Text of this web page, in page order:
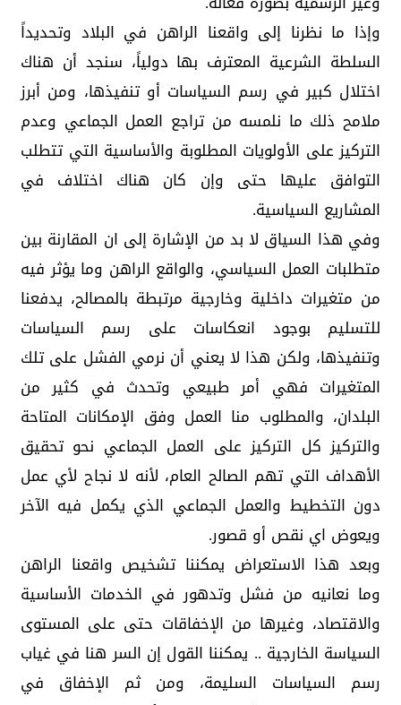
وإذا ما نظرنا إلى واقعنا الراهن في البلاد وتحديداً
السلطة الشرعية المعترف بها دولياً، سنجد أن هناك
اختلال كبير في رسم السياسات أو تنفيذها، ومن أبرز
ملامح ذلك ما نلمسه من تراجع العمل الجماعي وعدم
التركيز على الأولويات المطلوبة والأساسية التي تتطلب
التوافق عليها حتى وإن كان هناك اختلاف في
المشاريع السياسية.
وفي هذا السياق لا بد من الإشارة إلى ان المقارنة بين
متطلبات العمل السياسي، والواقع الراهن وما يؤثر فيه
من متغيرات داخلية وخارجية مرتبطة بالمصالح، يدفعنا
للتسليم بوجود انعكاسات على رسم السياسات
وتنفيذها، ولكن هذا لا يعني أن نرمي الفشل على تلك
المتغيرات فهي أمر طبيعي وتحدث في كثير من
البلدان، والمطلوب منا العمل وفق الإمكانات المتاحة
والتركيز كل التركيز على العمل الجماعي نحو تحقيق
الأهداف التي تهم الصالح العام، لأنه لا نجاح لأي عمل
دون التخطيط والعمل الجماعي الذي يكمل فيه الآخر
ويعوض اي نقص أو قصور.
وبعد هذا الاستعراض يمكننا تشخيص واقعنا الراهن
وما نعانيه من فشل وتدهور في الخدمات الأساسية
والاقتصاد، وغيرها من الإخفاقات حتى على المستوى
السياسة الخارجية .. يمكننا القول إن السر هنا في غياب
رسم السياسات السليمة، ومن ثم الإخفاق في